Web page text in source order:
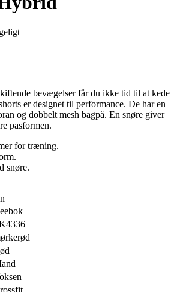
bevægelser får du ikke tid til at kede
er designet til performance. De har en
og dobbelt mesh bagpå. En snøre giver
pasformen.
for træning.
snøre.